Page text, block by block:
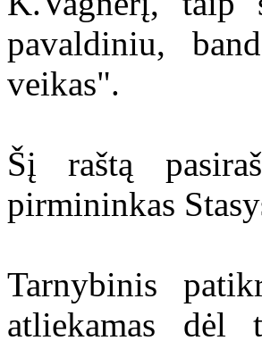
pavaldiniu,
veikas".
Šį raštą
pirmininkas
Tarnybinis
atliekamas dėl